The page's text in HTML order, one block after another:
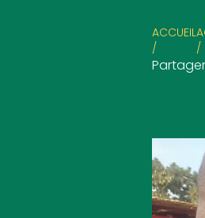
ACCUEIL
/
/
Partager